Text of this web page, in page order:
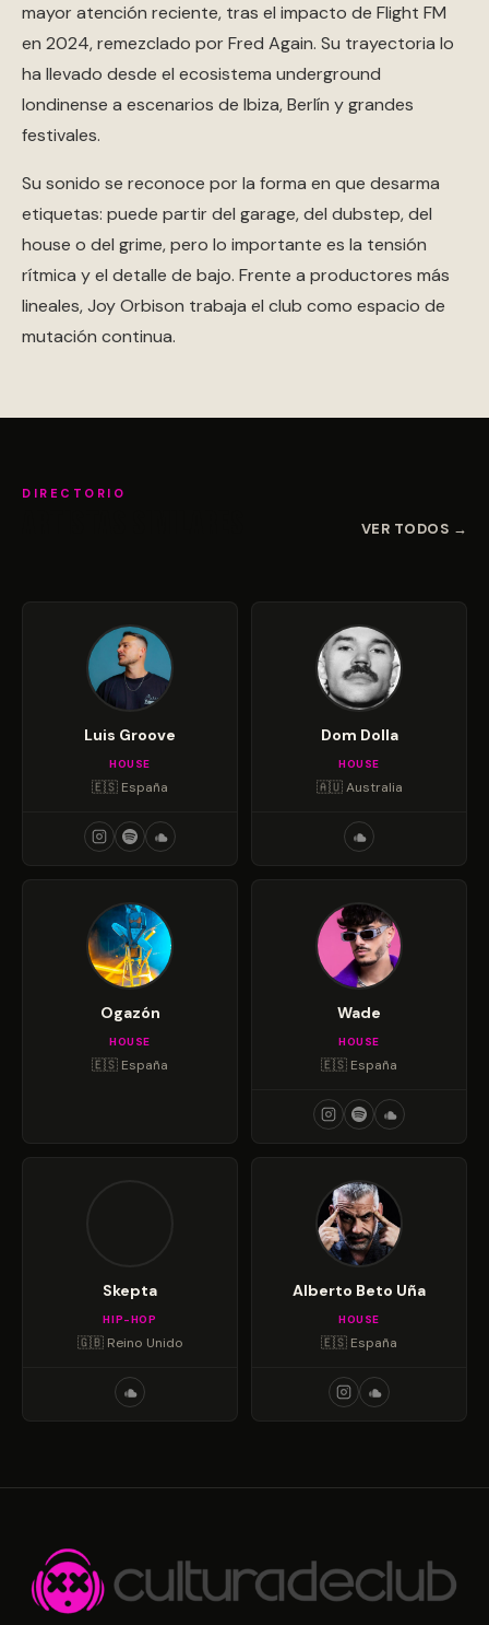
mayor atención reciente, tras el impacto de Flight FM
en 2024, remezclado por Fred Again. Su trayectoria lo
ha llevado desde el ecosistema underground
londinense a escenarios de Ibiza, Berlín y grandes
festivales.
Su sonido se reconoce por la forma en que desarma
etiquetas: puede partir del garage, del dubstep, del
house o del grime, pero lo importante es la tensión
rítmica y el detalle de bajo. Frente a productores más
lineales, Joy Orbison trabaja el club como espacio de
mutación continua.
DIRECTORIO
VER TODOS →
Luis Groove
HOUSE
🇪🇸 España
Dom Dolla
HOUSE
🇦🇺 Australia
Ogazón
HOUSE
🇪🇸 España
Wade
HOUSE
🇪🇸 España
Skepta
HIP-HOP
🇬🇧 Reino Unido
Alberto Beto Uña
HOUSE
🇪🇸 España